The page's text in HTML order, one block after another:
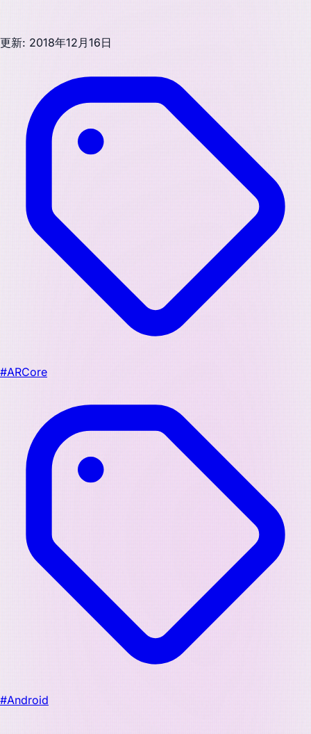
更新: 2018年12月16日
#ARCore
#Android